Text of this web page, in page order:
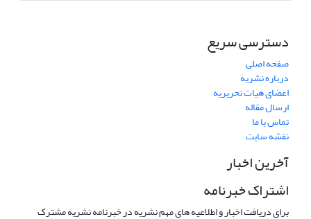
دسترسی سریع
صفحه اصلی
درباره نشریه
اعضای هیات تحریریه
ارسال مقاله
تماس با ما
نقشه سایت
آخرین اخبار
اشتراک خبرنامه
برای دریافت اخبار و اطلاعیه های مهم نشریه در خبرنامه نشریه مشترک